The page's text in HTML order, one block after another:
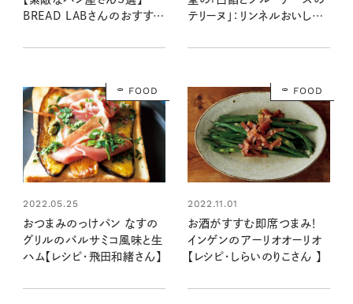
BREAD LABさんのおすすめ
テリーヌ」：リンネルおいしい
FOOD
2022.05.25
おつまみのっけパン なすの
グリルのバルサミコ風味と生
ハム【レシピ・飛田和緒さん】
FOOD
2022.11.01
お酒がすすむ即席つまみ！
インゲンのアーリオオーリオ
【レシピ・しらいのりこさん 】